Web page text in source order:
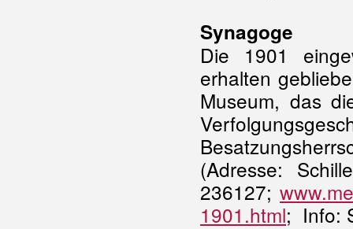
Synagoge
Die 1901
erhalten
Museum, das
(Adresse:
236127;
1901.html; Info: